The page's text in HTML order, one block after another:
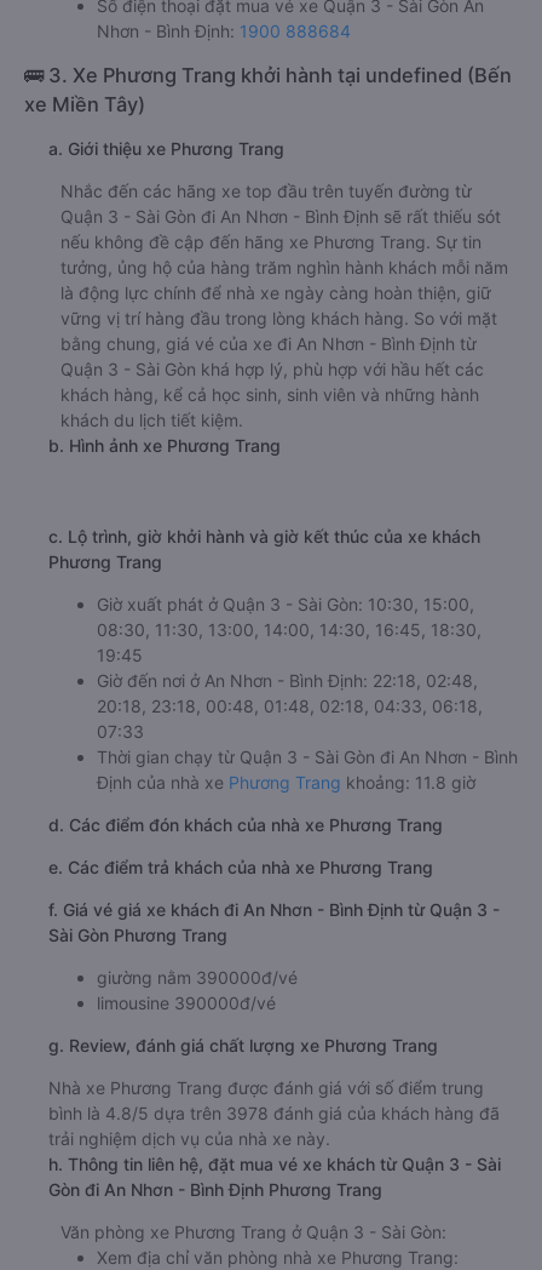
Số điện thoại đặt mua vé xe Quận 3 - Sài Gòn An
Nhơn - Bình Định: 1900 888684
🚌 3. Xe Phương Trang khởi hành tại undefined (Bến
xe Miền Tây)
a. Giới thiệu xe Phương Trang
Nhắc đến các hãng xe top đầu trên tuyến đường từ
Quận 3 - Sài Gòn đi An Nhơn - Bình Định sẽ rất thiếu sót
nếu không đề cập đến hãng xe Phương Trang. Sự tin
tưởng, ủng hộ của hàng trăm nghìn hành khách mỗi năm
là động lực chính để nhà xe ngày càng hoàn thiện, giữ
vững vị trí hàng đầu trong lòng khách hàng. So với mặt
bằng chung, giá vé của xe đi An Nhơn - Bình Định từ
Quận 3 - Sài Gòn khá hợp lý, phù hợp với hầu hết các
khách hàng, kể cả học sinh, sinh viên và những hành
khách du lịch tiết kiệm.
b. Hình ảnh xe Phương Trang
c. Lộ trình, giờ khởi hành và giờ kết thúc của xe khách
Phương Trang
Giờ xuất phát ở Quận 3 - Sài Gòn: 10:30, 15:00,
08:30, 11:30, 13:00, 14:00, 14:30, 16:45, 18:30,
19:45
Giờ đến nơi ở An Nhơn - Bình Định: 22:18, 02:48,
20:18, 23:18, 00:48, 01:48, 02:18, 04:33, 06:18,
07:33
Thời gian chạy từ Quận 3 - Sài Gòn đi An Nhơn - Bình
Định của nhà xe Phương Trang khoảng: 11.8 giờ
d. Các điểm đón khách của nhà xe Phương Trang
e. Các điểm trả khách của nhà xe Phương Trang
f. Giá vé giá xe khách đi An Nhơn - Bình Định từ Quận 3 -
Sài Gòn Phương Trang
giường nằm 390000đ/vé
limousine 390000đ/vé
g. Review, đánh giá chất lượng xe Phương Trang
Nhà xe Phương Trang được đánh giá với số điểm trung
bình là 4.8/5 dựa trên 3978 đánh giá của khách hàng đã
trải nghiệm dịch vụ của nhà xe này.
h. Thông tin liên hệ, đặt mua vé xe khách từ Quận 3 - Sài
Gòn đi An Nhơn - Bình Định Phương Trang
Văn phòng xe Phương Trang ở Quận 3 - Sài Gòn:
Xem địa chỉ văn phòng nhà xe Phương Trang: